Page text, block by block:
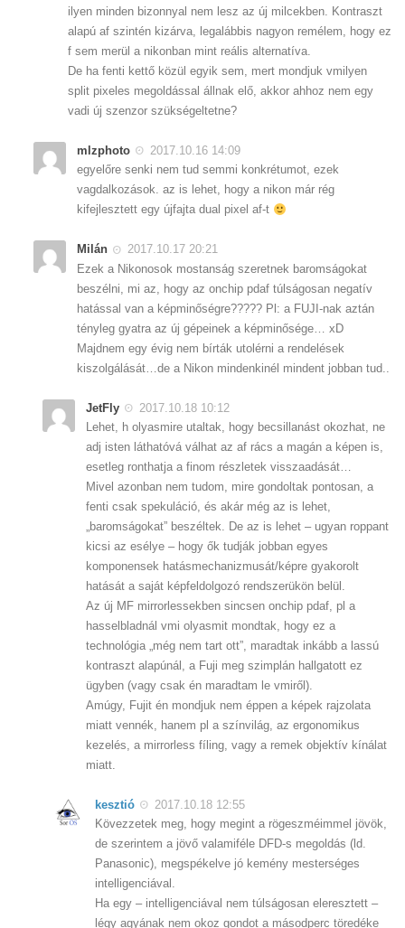
ilyen minden bizonnyal nem lesz az új milcekben. Kontraszt
alapú af szintén kizárva, legalábbis nagyon remélem, hogy ez
f sem merül a nikonban mint reális alternatíva.
De ha fenti kettő közül egyik sem, mert mondjuk vmilyen
split pixeles megoldással állnak elő, akkor ahhoz nem egy
vadi új szenzor szükségeltetne?
mlzphoto
2017.10.16 14:09
egyelőre senki nem tud semmi konkrétumot, ezek
vagdalkozások. az is lehet, hogy a nikon már rég
kifejlesztett egy újfajta dual pixel af-t
Milán
2017.10.17 20:21
Ezek a Nikonosok mostanság szeretnek baromságokat
beszélni, mi az, hogy az onchip pdaf túlságosan negatív
hatással van a képminőségre????? Pl: a FUJI-nak aztán
tényleg gyatra az új gépeinek a képminősége… xD
Majdnem egy évig nem bírták utolérni a rendelések
kiszolgálását…de a Nikon mindenkinél mindent jobban tud..
JetFly
2017.10.18 10:12
Lehet, h olyasmire utaltak, hogy becsillanást okozhat, ne
adj isten láthatóvá válhat az af rács a magán a képen is,
esetleg ronthatja a finom részletek visszaadását…
Mivel azonban nem tudom, mire gondoltak pontosan, a
fenti csak spekuláció, és akár még az is lehet,
„baromságokat” beszéltek. De az is lehet – ugyan roppant
kicsi az esélye – hogy ők tudják jobban egyes
komponensek hatásmechanizmusát/képre gyakorolt
hatását a saját képfeldolgozó rendszerükön belül.
Az új MF mirrorlessekben sincsen onchip pdaf, pl a
hasselbladnál vmi olyasmit mondtak, hogy ez a
technológia „még nem tart ott”, maradtak inkább a lassú
kontraszt alapúnál, a Fuji meg szimplán hallgatott ez
ügyben (vagy csak én maradtam le vmiről).
Amúgy, Fujit én mondjuk nem éppen a képek rajzolata
miatt vennék, hanem pl a színvilág, az ergonomikus
kezelés, a mirrorless fíling, vagy a remek objektív kínálat
miatt.
kesztió
2017.10.18 12:55
Kövezzetek meg, hogy megint a rögeszméimmel jövök,
de szerintem a jövő valamiféle DFD-s megoldás (ld.
Panasonic), megspékelve jó kemény mesterséges
intelligenciával.
Ha egy – intelligenciával nem túlságosan eleresztett –
légy agyának nem okoz gondot a másodperc töredéke